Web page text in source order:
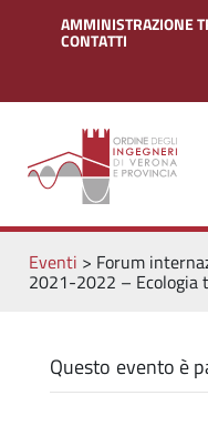
AMMINISTRAZIONE
CONTATTI
Eventi > Forum
2021-2022 – Ecologia
Questo evento è